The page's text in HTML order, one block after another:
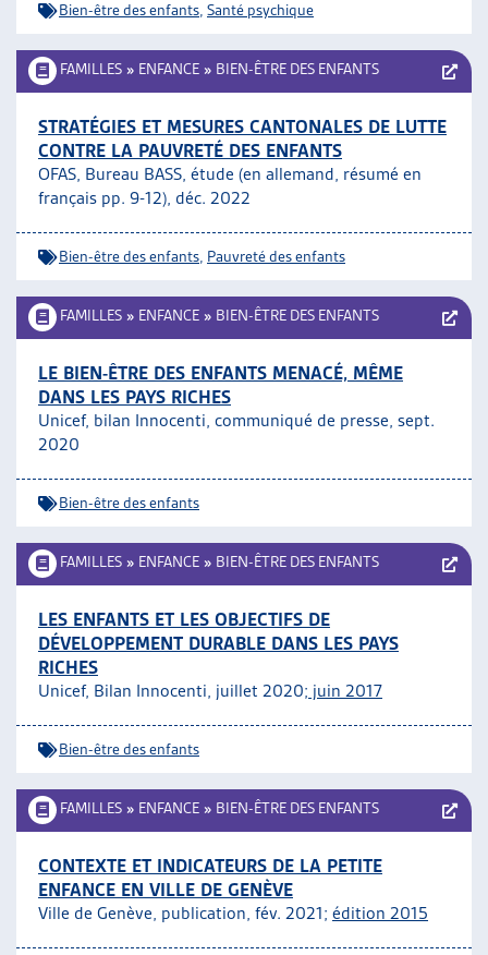
Bien-être des enfants Santé psychique
FAMILLES » ENFANCE » BIEN-ÊTRE DES ENFANTS
STRATÉGIES ET MESURES CANTONALES DE LUTTE
CONTRE LA PAUVRETÉ DES ENFANTS
OFAS, Bureau BASS, étude (en allemand, résumé en
français pp. 9-12), déc. 2022
Bien-être des enfants Pauvreté des enfants
FAMILLES » ENFANCE » BIEN-ÊTRE DES ENFANTS
LE BIEN-ÊTRE DES ENFANTS MENACÉ, MÊME
DANS LES PAYS RICHES
Unicef, bilan Innocenti, communiqué de presse, sept.
2020
Bien-être des enfants
FAMILLES » ENFANCE » BIEN-ÊTRE DES ENFANTS
LES ENFANTS ET LES OBJECTIFS DE
DÉVELOPPEMENT DURABLE DANS LES PAYS
RICHES
Unicef, Bilan Innocenti, juillet 2020; juin 2017
Bien-être des enfants
FAMILLES » ENFANCE » BIEN-ÊTRE DES ENFANTS
CONTEXTE ET INDICATEURS DE LA PETITE
ENFANCE EN VILLE DE GENÈVE
Ville de Genève, publication, fév. 2021; édition 2015